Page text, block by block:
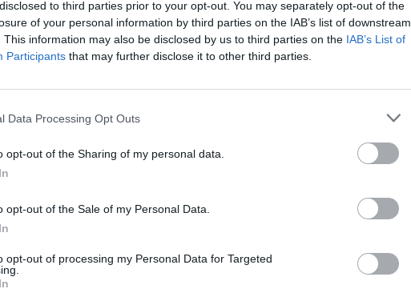
to third parties prior to your opt-out. You may separately opt-out of the
of your personal information by third parties on the IAB’s list of downstream
This information may also be disclosed by us to third parties on the IAB’s List of
Participants that may further disclose it to other third parties.
Data Processing Opt Outs
opt-out of the Sharing of my personal data.
opt-out of the Sale of my Personal Data.
opt-out of processing my Personal Data for Targeted
28.10.2010, 16:30
Ruotsalainen jättiyhtye